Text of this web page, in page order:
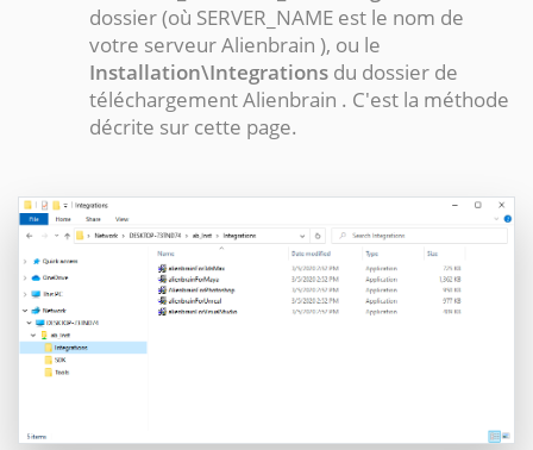
dossier (où SERVER_NAME est le nom de
votre serveur Alienbrain ), ou le
Installation\Integrations du dossier de
téléchargement Alienbrain . C'est la méthode
décrite sur cette page.